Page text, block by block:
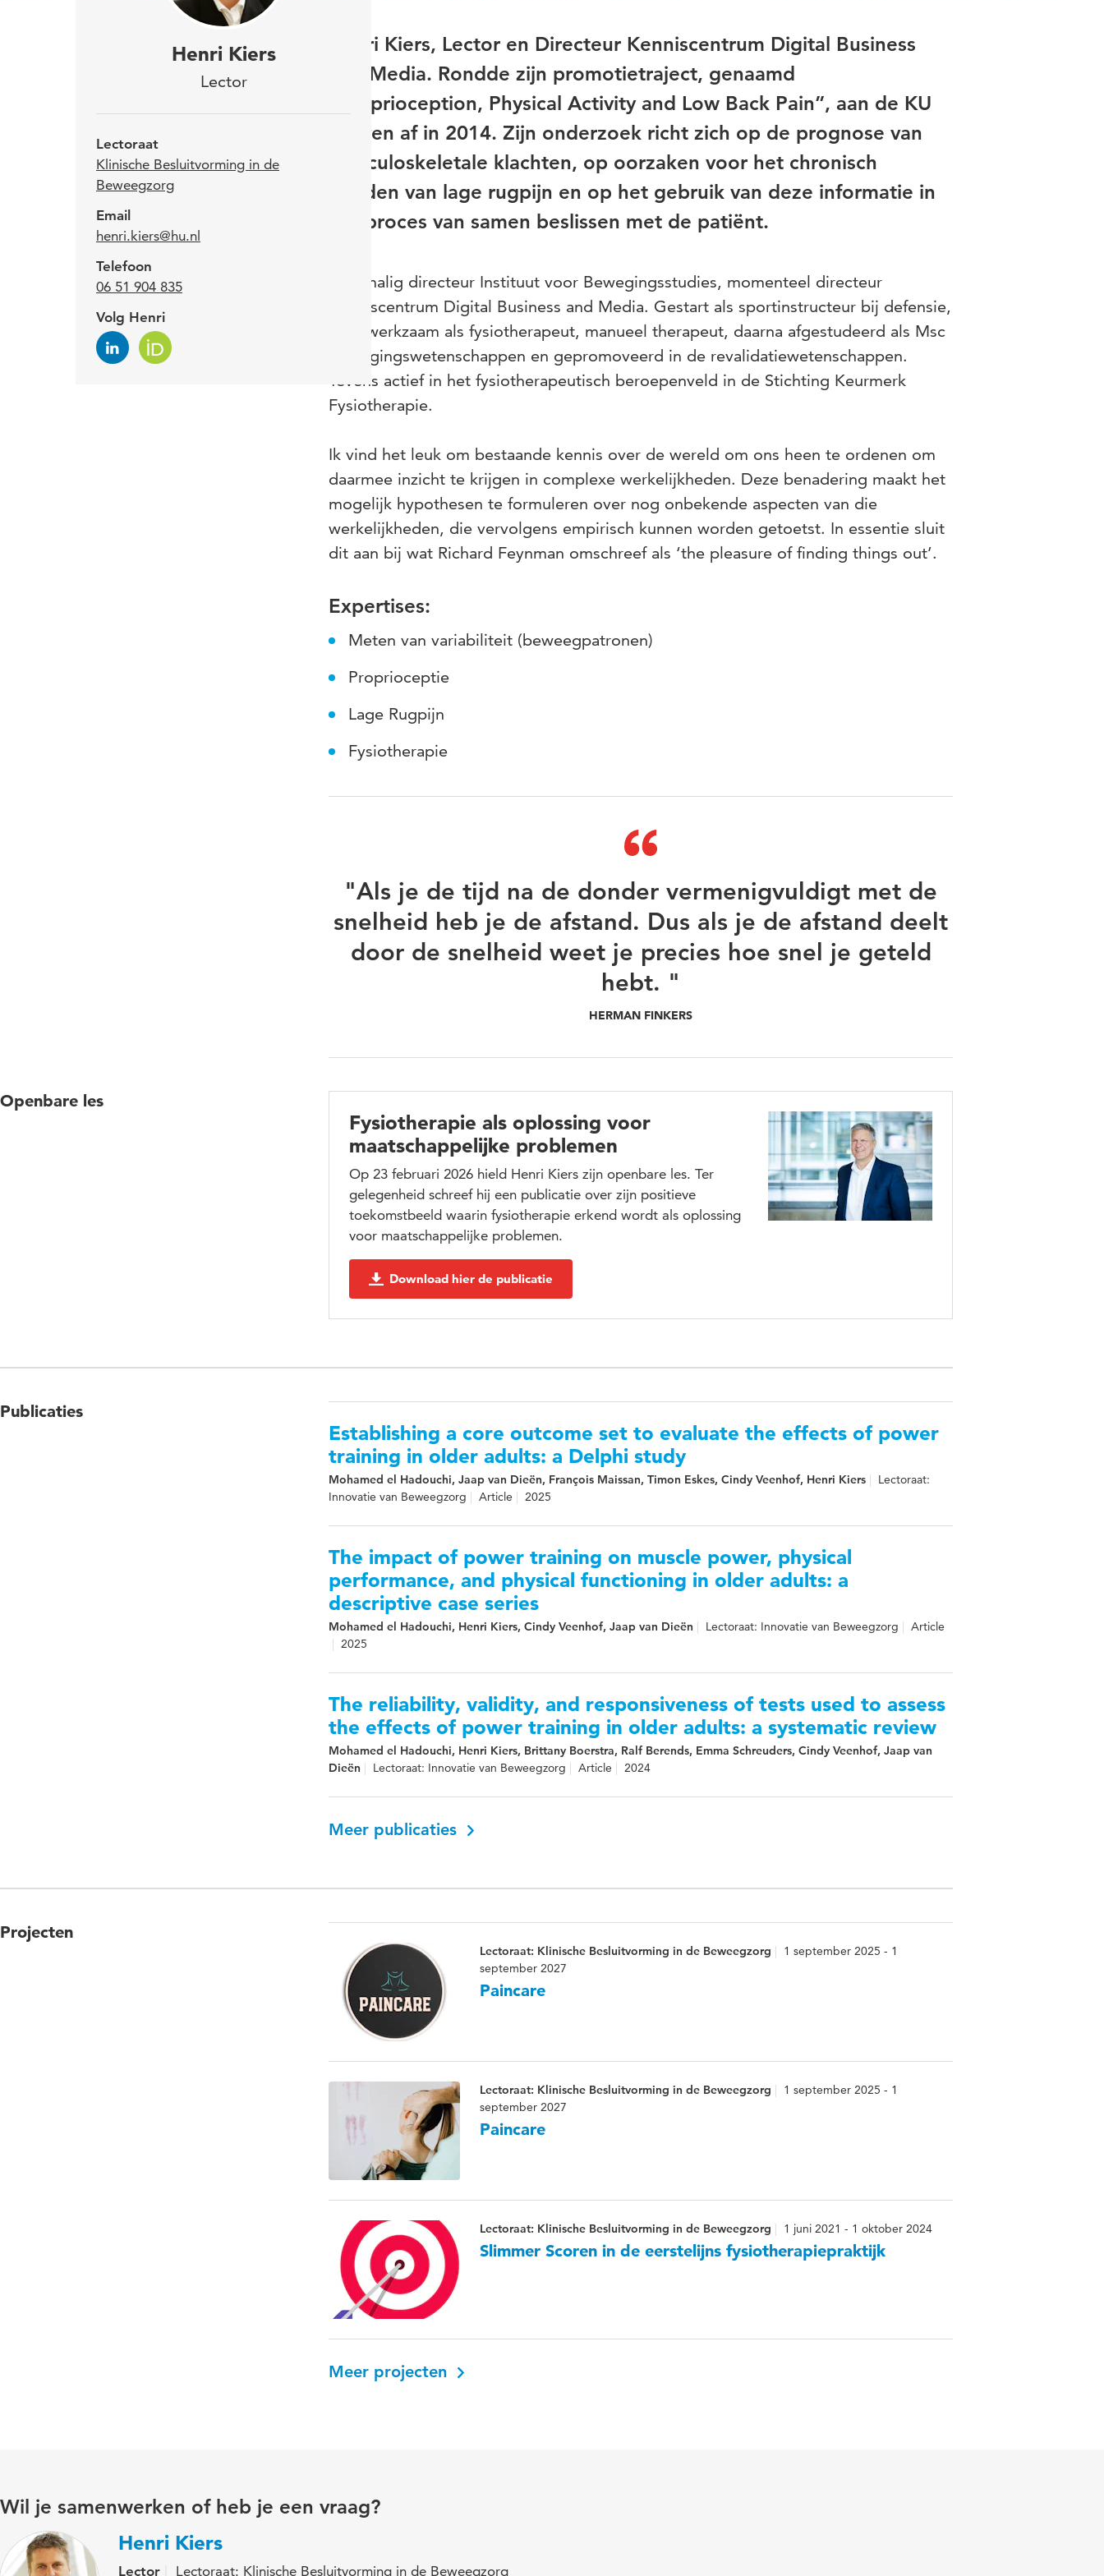
Henri Kiers
Lector
Lectoraat
Klinische Besluitvorming in de
Beweegzorg
Email
henri.kiers@hu.nl
Telefoon
06 51 904 835
Volg Henri
Henri Kiers, Lector en Directeur Kenniscentrum Digital Business
and Media. Rondde zijn promotietraject, genaamd
“Proprioception, Physical Activity and Low Back Pain”, aan de KU
Leuven af in 2014. Zijn onderzoek richt zich op de prognose van
Musculoskeletale klachten, op oorzaken voor het chronisch
worden van lage rugpijn en op het gebruik van deze informatie in
het proces van samen beslissen met de patiënt.
Voormalig directeur Instituut voor Bewegingsstudies, momenteel directeur
Kenniscentrum Digital Business and Media. Gestart als sportinstructeur bij defensie,
later werkzaam als fysiotherapeut, manueel therapeut, daarna afgestudeerd als Msc
Bewegingswetenschappen en gepromoveerd in de revalidatiewetenschappen.
Tevens actief in het fysiotherapeutisch beroepenveld in de Stichting Keurmerk
Fysiotherapie.
Ik vind het leuk om bestaande kennis over de wereld om ons heen te ordenen om
daarmee inzicht te krijgen in complexe werkelijkheden. Deze benadering maakt het
mogelijk hypothesen te formuleren over nog onbekende aspecten van die
werkelijkheden, die vervolgens empirisch kunnen worden getoetst. In essentie sluit
dit aan bij wat Richard Feynman omschreef als ‘the pleasure of finding things out’.
Expertises:
Meten van variabiliteit (beweegpatronen)
Proprioceptie
Lage Rugpijn
Fysiotherapie
"Als je de tijd na de donder vermenigvuldigt met de
snelheid heb je de afstand. Dus als je de afstand deelt
door de snelheid weet je precies hoe snel je geteld
hebt. "
HERMAN FINKERS
Openbare les
Fysiotherapie als oplossing voor
maatschappelijke problemen
Op 23 februari 2026 hield Henri Kiers zijn openbare les. Ter
gelegenheid schreef hij een publicatie over zijn positieve
toekomstbeeld waarin fysiotherapie erkend wordt als oplossing
voor maatschappelijke problemen.
Download hier de publicatie
Publicaties
Establishing a core outcome set to evaluate the effects of power
training in older adults: a Delphi study
Mohamed el Hadouchi, Jaap van Dieën, François Maissan, Timon Eskes, Cindy Veenhof, Henri Kiers
Lectoraat:
Innovatie van Beweegzorg
Article 2025
The impact of power training on muscle power, physical
performance, and physical functioning in older adults: a
descriptive case series
Mohamed el Hadouchi, Henri Kiers, Cindy Veenhof, Jaap van Dieën Lectoraat: Innovatie van Beweegzorg
Article
2025
The reliability, validity, and responsiveness of tests used to assess
the effects of power training in older adults: a systematic review
Mohamed el Hadouchi, Henri Kiers, Brittany Boerstra, Ralf Berends, Emma Schreuders, Cindy Veenhof, Jaap van
Dieën
Lectoraat: Innovatie van Beweegzorg Article 2024
Meer publicaties
Projecten
Lectoraat: Klinische Besluitvorming in de Beweegzorg
1 september 2025 - 1
september 2027
Paincare
Lectoraat: Klinische Besluitvorming in de Beweegzorg
1 september 2025 - 1
september 2027
Paincare
Lectoraat: Klinische Besluitvorming in de Beweegzorg 1 juni 2021 - 1 oktober 2024
Slimmer Scoren in de eerstelijns fysiotherapiepraktijk
Meer projecten
Wil je samenwerken of heb je een vraag?
Henri Kiers
Lector Lectoraat: Klinische Besluitvorming in de Beweegzorg